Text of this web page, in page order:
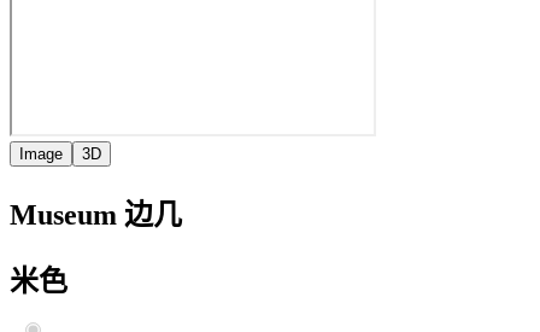
Image 3D
Museum 边几
米色